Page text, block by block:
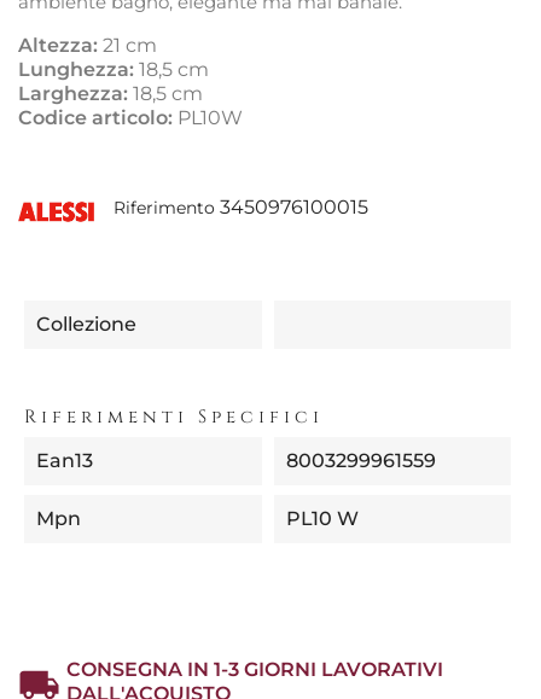
Altezza: 21 cm
Lunghezza: 18,5 cm
Larghezza: 18,5 cm
Codice articolo: PL10W
Riferimento 3450976100015
Collezione
Riferimenti Specifici
Ean13 8003299961559
Mpn PL10 W
CONSEGNA IN 1-3 GIORNI LAVORATIVI
DALL'ACQUISTO